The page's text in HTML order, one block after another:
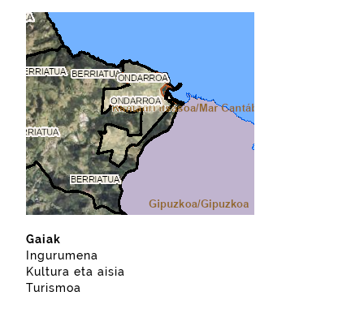
Gaiak
Ingurumena
Kultura eta aisia
Turismoa